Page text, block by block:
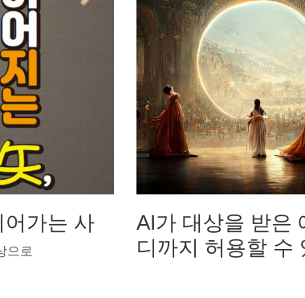
가는 사
으로
AI가 대상을 받은
디까지 허용할 수